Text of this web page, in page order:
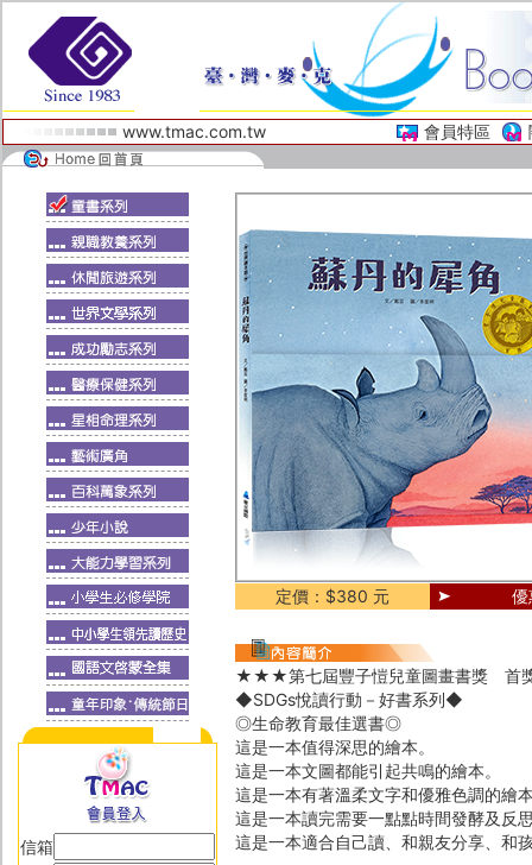
www.tmac.com.tw 會員特區
信箱
定價：$380 元
★★★第七屆豐子愷兒童圖畫書獎
◆SDGs悅讀行動－好書系列◆
◎生命教育最佳選書◎
這是一本值得深思的繪本。
這是一本文圖都能引起共鳴的繪本。
這是一本有著溫柔文字和優雅色調的繪
這是一本讀完需要一點點時間發酵及反
這是一本適合自己讀、和親友分享、